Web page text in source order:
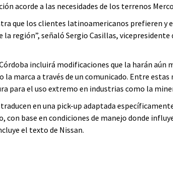
acorde a las necesidades de los terrenos
que los clientes latinoamericanos prefieren y
la región”, señaló Sergio Casillas, vicepresidente
incluirá modificaciones que la harán aún
la marca a través de un comunicado. Entre
para el uso extremo en industrias como la
en una pick-up adaptada
con base en condiciones de manejo donde
el texto de Nissan.